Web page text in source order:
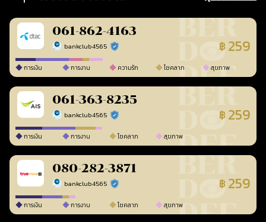
061-862-4163
bankclub4565 ร้านยืนยันแล้ว ฿ 259
การเงิน การงาน ความรัก โชคลาภ สุขภาพ
061-363-8235
bankclub4565 ร้านยืนยันแล้ว ฿ 259
การเงิน การงาน โชคลาภ สุขภาพ
080-282-3871
bankclub4565 ร้านยืนยันแล้ว ฿ 259
การเงิน การงาน โชคลาภ สุขภาพ